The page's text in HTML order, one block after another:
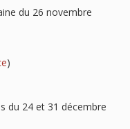
du 26 novembre
)
du 24 et 31 décembre